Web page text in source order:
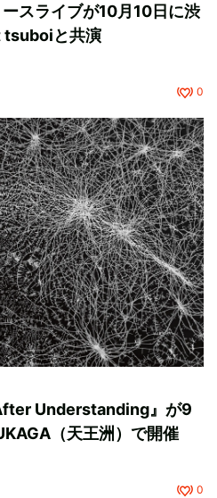
スライブが10月10日に渋
と共演
0
Understanding』が9
（天王洲）で開催
0